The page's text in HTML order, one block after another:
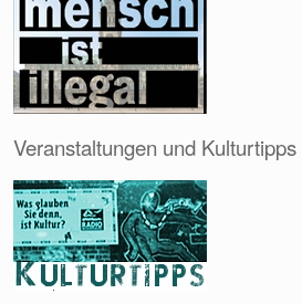
Veranstaltungen und Kulturtipps